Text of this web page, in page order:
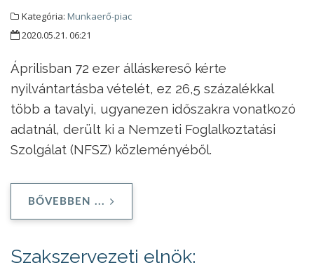
Kategória: Munkaerő-piac
2020.05.21. 06:21
Áprilisban 72 ezer álláskereső kérte
nyilvántartásba vételét, ez 26,5 százalékkal
több a tavalyi, ugyanezen időszakra vonatkozó
adatnál, derült ki a Nemzeti Foglalkoztatási
Szolgálat (NFSZ) közleményéből.
BŐVEBBEN ...
Szakszervezeti elnök: